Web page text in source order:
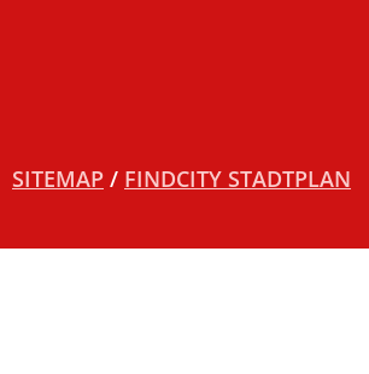
SITEMAP / FINDCITY STADTPLAN